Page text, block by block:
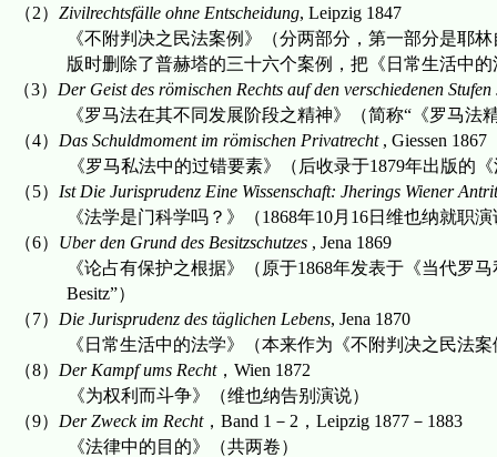
（2） Zivilrechtsfälle ohne Entscheidung, Leipzig 1847
《不附判决之民法案例》
（分两部分 ，第一部分是耶
版时删除了普赫塔的三十六个案例 ，把《日常生活中
（3） Der Geist des römischen Rechts auf den verschiedenen
《罗马法在其不同发展阶段之精神》（简称“ 《罗马法
（4） Das Schuldmoment im römischen Privatrecht , Giessen 1867
《罗马私法中的过错要素》（后收录于1879年出版的
（5） Ist Die Jurisprudenz Eine Wissenschaft: Jherings Wiener
《法学是门科学吗？》（1868年10月 16日维也纳就职演
（6） Uber den Grund des Besitzschutzes , Jena 1869
《论占有保护之根据》（原于1868年发表于 《当代罗
Besitz”）
（7） Die Jurisprudenz des täglichen Lebens, Jena 1870
《日常生活中的法学》（本来作为 《不附判决之民法
（8） Der Kampf ums Recht， Wien 1872
《为权利而斗争》（维也纳告别演说）
（9） Der Zweck im Recht， Band 1 － 2 ， Leipzig 1877－ 1883
《法律中的目的》（共两卷）